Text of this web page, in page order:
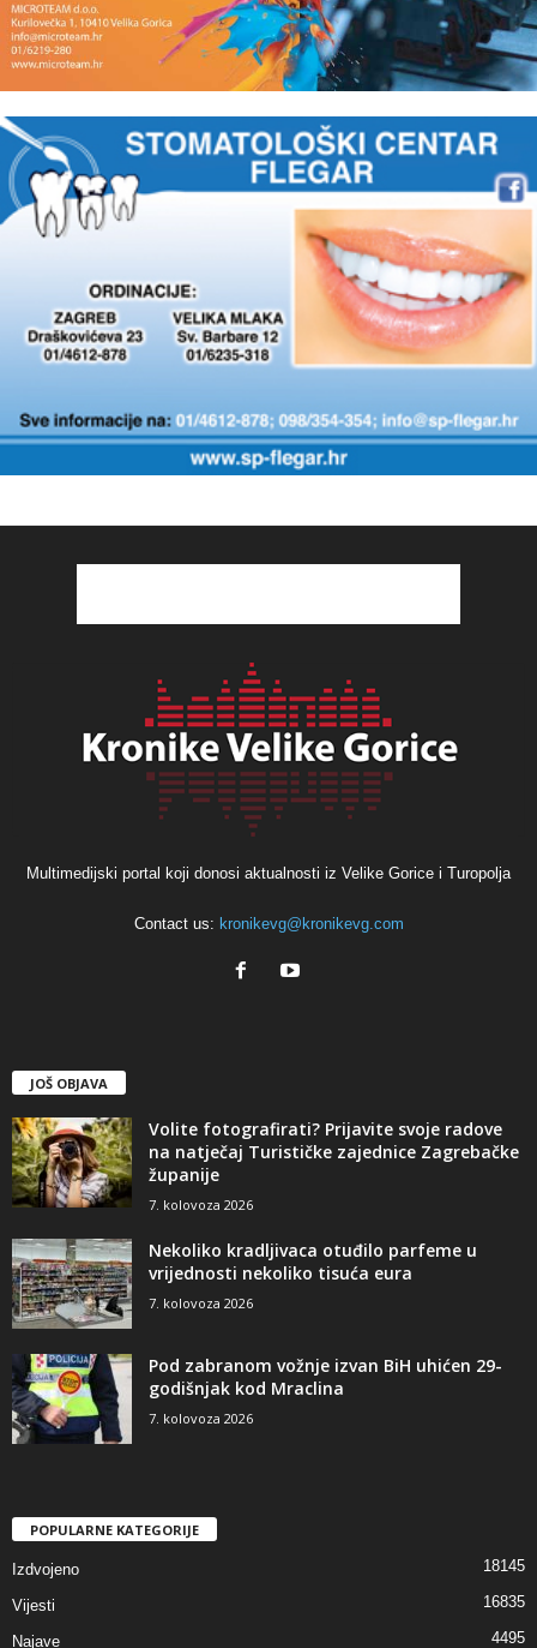
Multimedijski portal koji donosi aktualnosti iz Velike Gorice i Turopolja
Contact us: kronikevg@kronikevg.com
JOŠ OBJAVA
Volite fotografirati? Prijavite svoje radove
na natječaj Turističke zajednice Zagrebačke
županije
7. kolovoza 2026
Nekoliko kradljivaca otuđilo parfeme u
vrijednosti nekoliko tisuća eura
7. kolovoza 2026
Pod zabranom vožnje izvan BiH uhićen 29-
godišnjak kod Mraclina
7. kolovoza 2026
POPULARNE KATEGORIJE
Izdvojeno 18145
Vijesti 16835
Najave 4495